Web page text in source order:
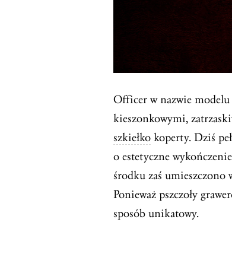
Officer w nazwie
kieszonkowymi,
szkiełko koperty. Dziś
o estetyczne
środku zaś umieszczono
Ponieważ pszczoły
sposób unikatowy.